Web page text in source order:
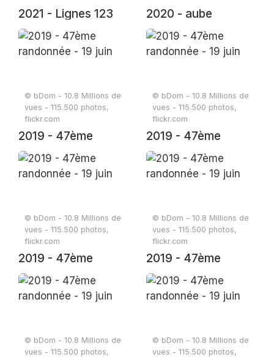
2021 - Lignes 123 2020 - aube
© bDom - 10.8 Millions de
vues - 115.500 photos,
flickr.com
2019 - 47ème
randonnée - 19 juin
© bDom - 10.8 Millions de
vues - 115.500 photos,
flickr.com
2019 - 47ème
randonnée - 19 juin
© bDom - 10.8 Millions de
vues - 115.500 photos,
flickr.com
2019 - 47ème
randonnée - 19 juin
© bDom - 10.8 Millions de
vues - 115.500 photos,
flickr.com
2019 - 47ème
randonnée - 19 juin
© bDom - 10.8 Millions de
vues - 115.500 photos,
© bDom - 10.8 Millions de
vues - 115.500 photos,